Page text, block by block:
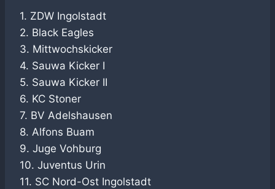
1. ZDW Ingolstadt
2. Black Eagles
3. Mittwochskicker
4. Sauwa Kicker I
5. Sauwa Kicker II
6. KC Stoner
7. BV Adelshausen
8. Alfons Buam
9. Juge Vohburg
10. Juventus Urin
11. SC Nord-Ost Ingolstadt